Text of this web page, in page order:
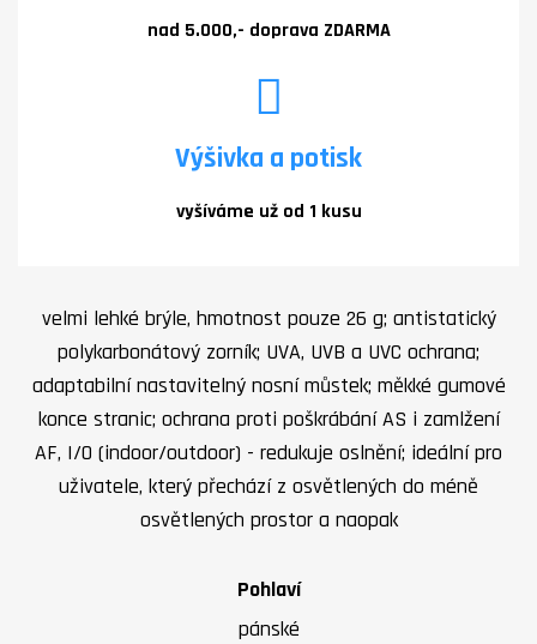
nad 5.000,- doprava ZDARMA
Výšivka a potisk
vyšíváme už od 1 kusu
velmi lehké brýle, hmotnost pouze 26 g; antistatický
polykarbonátový zorník; UVA, UVB a UVC ochrana;
adaptabilní nastavitelný nosní můstek; měkké gumové
konce stranic; ochrana proti poškrábání AS i zamlžení
AF, I/O (indoor/outdoor) - redukuje oslnění; ideální pro
uživatele, který přechází z osvětlených do méně
osvětlených prostor a naopak​
Pohlaví
pánské